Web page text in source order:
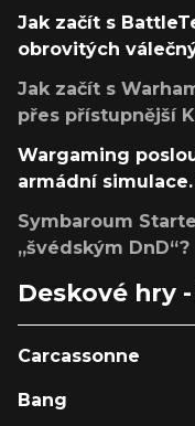
Jak začít s
obrovitých
Jak začít s
přes přístupnější
Wargaming
armádní
Symbaroum
„švédským DnD“?
Deskové hry
Carcassonne
Bang